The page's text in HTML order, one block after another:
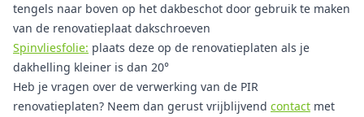
tengels naar boven op het dakbeschot door gebruik te maken
van de renovatieplaat dakschroeven
Spinvliesfolie: plaats deze op de renovatieplaten als je
dakhelling kleiner is dan 20°
Heb je vragen over de verwerking van de PIR
renovatieplaten? Neem dan gerust vrijblijvend contact met